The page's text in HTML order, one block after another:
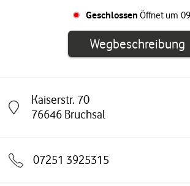
Geschlossen Öffnet um
Wegbeschreibung
Kaiserstr. 70
76646 Bruchsal
Link öffnet in einem neuen Tab
07251 3925315